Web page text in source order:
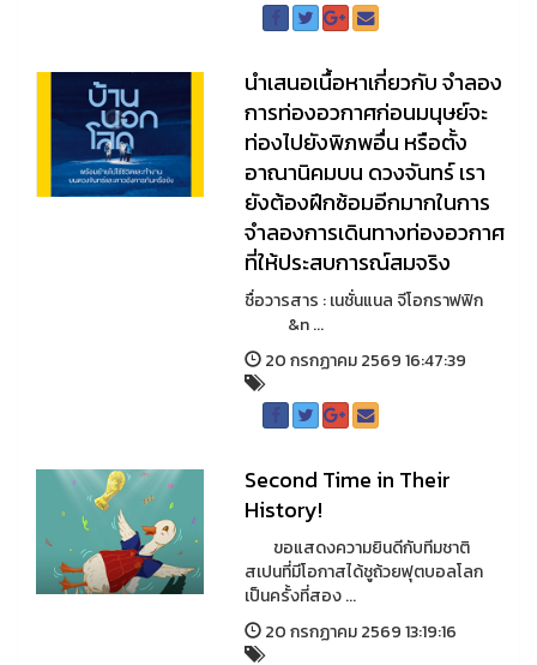
นำเสนอเนื้อหาเกี่ยวกับ จําลอง
การท่องอวกาศก่อนมนุษย์จะ
ท่องไปยังพิภพอื่น หรือตั้ง
อาณานิคมบน ดวงจันทร์ เรา
ยังต้องฝึกซ้อมอีกมากในการ
จําลองการเดินทางท่องอวกาศ
ที่ให้ประสบการณ์สมจริง
ชื่อวารสาร : เนชั่นแนล จีโอกราฟฟิก
&n ...
20 กรกฏาคม 2569 16:47:39
Second Time in Their
History!
ขอแสดงความยินดีกับทีมชาติ
สเปนที่มีโอกาสได้ชูถ้วยฟุตบอลโลก
เป็นครั้งที่สอง ...
20 กรกฏาคม 2569 13:19:16